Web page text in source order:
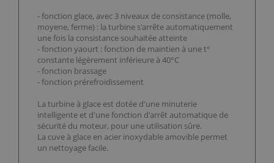
- fonction glace, avec 3 niveaux de consistance (molle,
moyene, ferme) : la turbine s'arrête automatiquement
une fois la consistance souhaitée atteinte
- fonction yaourt : fonction de maintien à une t°
constante légèrement inférieure à 40°C
- fonction brassage
- fonction prérefroidissement
La turbine à glace est dotée d'une minuterie
intelligente et d'une fonction d'arrêt automatique de
sécurité du moteur, pour une utilisation sûre.
La cuve à glace en acier inoxydable amovible permet
un nettoyage facile.